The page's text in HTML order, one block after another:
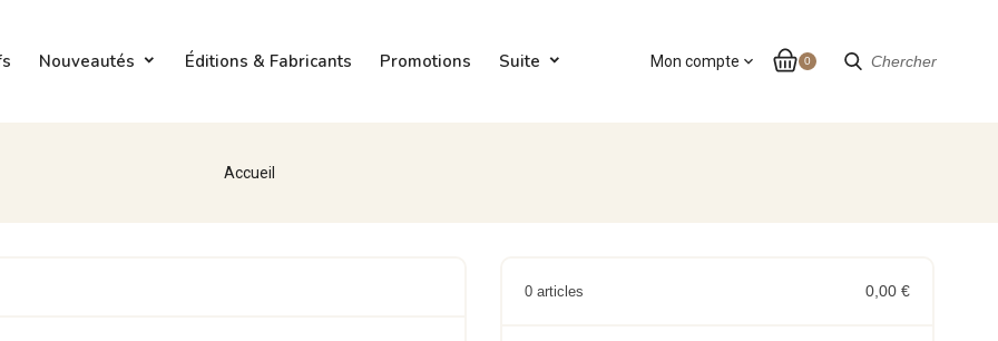
Chercher
Nouveautés Éditions & Fabricants Promotions Suite 0
Mon compte expand_more
Accueil
0 articles 0,00 €